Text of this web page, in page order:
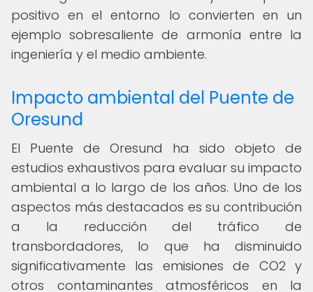
positivo en el entorno lo convierten en un
ejemplo sobresaliente de armonía entre la
ingeniería y el medio ambiente.
Impacto ambiental del Puente de
Oresund
El Puente de Oresund ha sido objeto de
estudios exhaustivos para evaluar su impacto
ambiental a lo largo de los años. Uno de los
aspectos más destacados es su contribución
a la reducción del tráfico de
transbordadores, lo que ha disminuido
significativamente las emisiones de CO2 y
otros contaminantes atmosféricos en la